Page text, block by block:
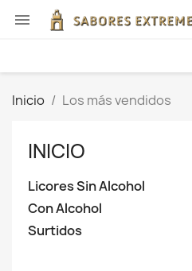

Inicio Los más vendidos
INICIO
Licores Sin Alcohol
Con Alcohol
Surtidos